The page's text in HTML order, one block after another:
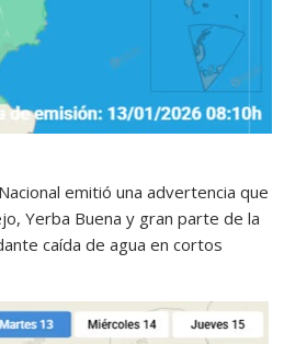
emitió una advertencia que
Yerba Buena y gran parte de la
caída de agua en cortos